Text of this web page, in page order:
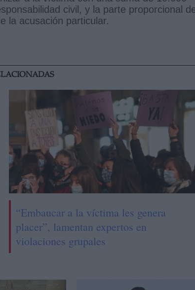
civil, y la parte proporcional
la acusación particular.
“Embaucar a la víctima les genera
placer”, lamentan expertos en
violaciones grupales